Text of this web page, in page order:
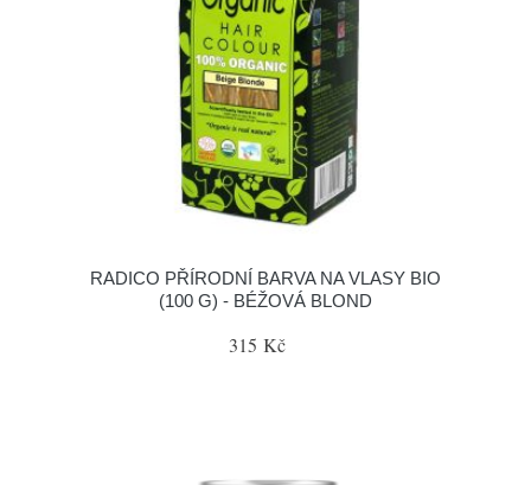
RADICO PŘÍRODNÍ BARVA NA VLASY BIO
(100 G) - BÉŽOVÁ BLOND
315 Kč